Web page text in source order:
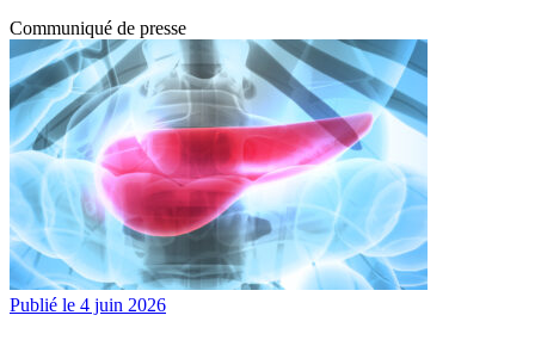
Communiqué de presse
Publié le 4 juin 2026